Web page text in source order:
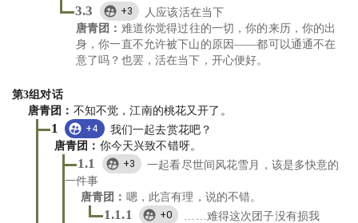
3.3 +3
人应该活在当下
唐青团 ： 难道你觉得过往的一切，你的来历，你的出
身，你一直不允许被下山的原因——都可以通通不在
意了吗？也罢，活在当下，开心便好。
第3组对话
唐青团 ： 不知不觉，江南的桃花又开了。
1 +4
我们一起去赏花吧？
唐青团 ： 你今天兴致不错呀。
1.1 +3
一起看尽世间风花雪月，该是多快意的
一件事
唐青团 ： 嗯，此言有理，说的不错。
1.1.1 +0
……难得这次团子没有损我